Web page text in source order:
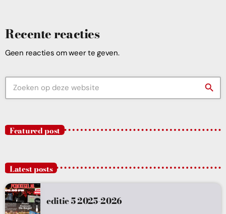
Recente reacties
Geen reacties om weer te geven.
search
Featured post
Latest posts
editie 5 2025-2026